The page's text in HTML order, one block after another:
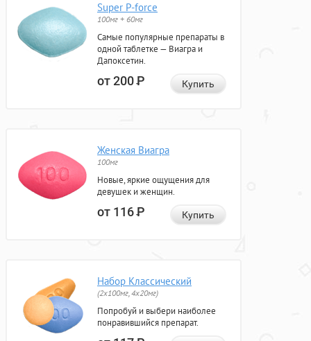
Super P-force
100мг + 60мг
Самые популярные препараты в
одной таблетке — Виагра и
Дапоксетин.
от 200Р Купить
Женская Виагра
100мг
Новые, яркие ощущения для
девушек и женщин.
от 116Р Купить
Набор Классический
(2x100мг, 4x20мг)
Попробуй и выбери наиболее
понравившийся препарат.